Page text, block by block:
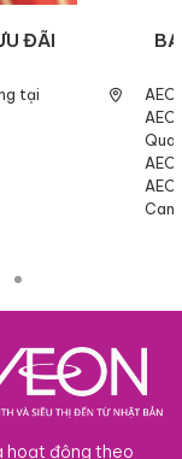
ĐÃI
tại
hoạt động theo